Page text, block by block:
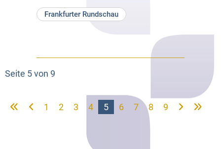
Frankfurter Rundschau
Seite 5 von 9
1 2 3 4 5 6 7 8 9